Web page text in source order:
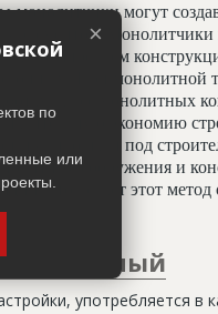
монолитчики могут
элементов.
шире, чем
При монолитной
а вес монолитных
значительную экономию
площади под
сооружения и
что делает этот
употребляется в
×
по
или